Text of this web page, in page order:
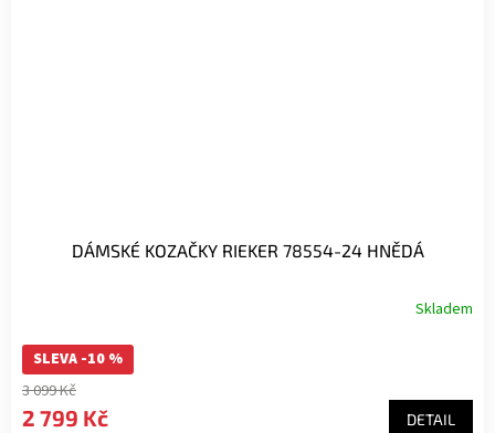
DÁMSKÉ KOZAČKY RIEKER 78554-24 HNĚDÁ
Skladem
SLEVA -10 %
3 099 Kč
2 799 Kč DETAIL